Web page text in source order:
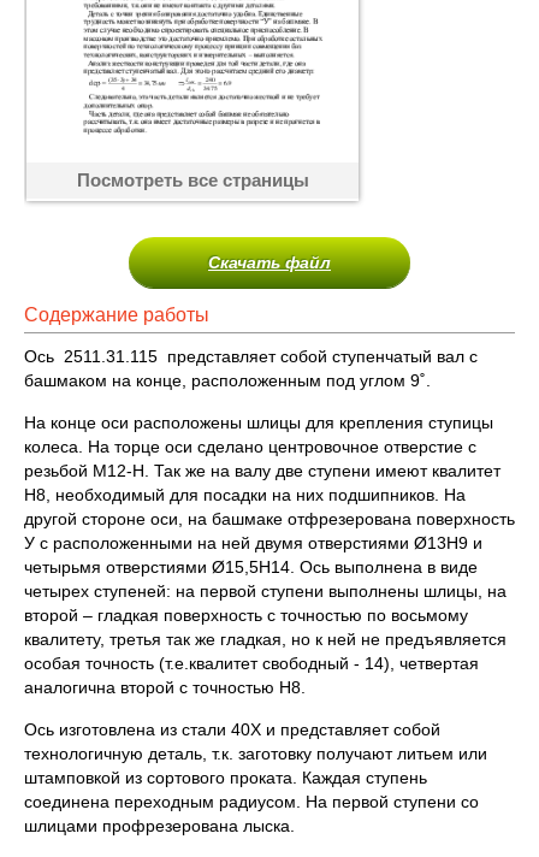
Посмотреть все страницы
Скачать файл
Содержание работы
Ось 2511.31.115 представляет собой ступенчатый вал с
башмаком на конце, расположенным под углом 9˚.
На конце оси расположены шлицы для крепления ступицы
колеса. На торце оси сделано центровочное отверстие с
резьбой М12-Н. Так же на валу две ступени имеют квалитет
Н8, необходимый для посадки на них подшипников. На
другой стороне оси, на башмаке отфрезерована поверхность
У с расположенными на ней двумя отверстиями Ø13Н9 и
четырьмя отверстиями Ø15,5Н14. Ось выполнена в виде
четырех ступеней: на первой ступени выполнены шлицы, на
второй – гладкая поверхность с точностью по восьмому
квалитету, третья так же гладкая, но к ней не предъявляется
особая точность (т.е.квалитет свободный - 14), четвертая
аналогична второй с точностью Н8.
Ось изготовлена из стали 40Х и представляет собой
технологичную деталь, т.к. заготовку получают литьем или
штамповкой из сортового проката. Каждая ступень
соединена переходным радиусом. На первой ступени со
шлицами профрезерована лыска.